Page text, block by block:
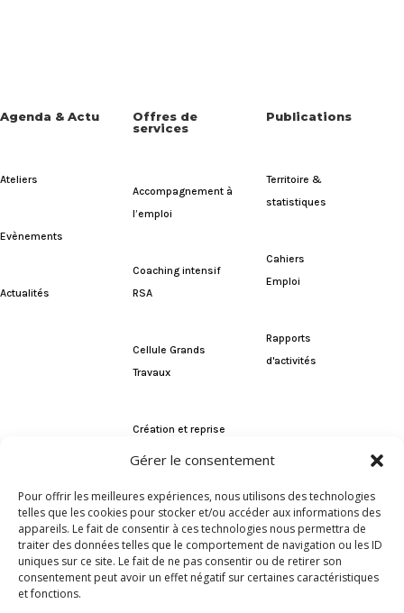
Gérer le consentement
Pour offrir les meilleures expériences, nous utilisons des technologies
telles que les cookies pour stocker et/ou accéder aux informations des
appareils. Le fait de consentir à ces technologies nous permettra de
traiter des données telles que le comportement de navigation ou les ID
uniques sur ce site. Le fait de ne pas consentir ou de retirer son
consentement peut avoir un effet négatif sur certaines caractéristiques
et fonctions.
Agenda & Actu
Ateliers
Evènements
Actualités
Offres de
services
Accompagnement à
l’emploi
Coaching intensif
RSA
Cellule Grands
Travaux
Création et reprise
GPECT
Publications
Territoire &
statistiques
Cahiers
Emploi
Rapports
d'activités